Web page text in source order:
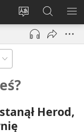
Wybór
języka
Logowanie
(opens
window)
Szukaj
na
JW.ORG
Herod,